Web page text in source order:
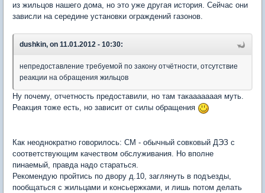
из жильцов нашего дома, но это уже другая история. Сейчас они
зависли на середине установки ограждений газонов.
dushkin, on 11.01.2012 - 10:30:
непредоставление требуемой по закону отчётности, отсутствие
реакции на обращения жильцов
Ну почему, отчетность предоставили, но там такааааааая муть.
Реакция тоже есть, но зависит от силы обращения
Как неоднократно говорилось: СМ - обычный совковый ДЭЗ с
соответствующим качеством обслуживания. Но вполне
пинаемый, правда надо стараться.
Рекомендую пройтись по двору д.10, заглянуть в подъезды,
пообщаться с жильцами и консьержками, и лишь потом делать